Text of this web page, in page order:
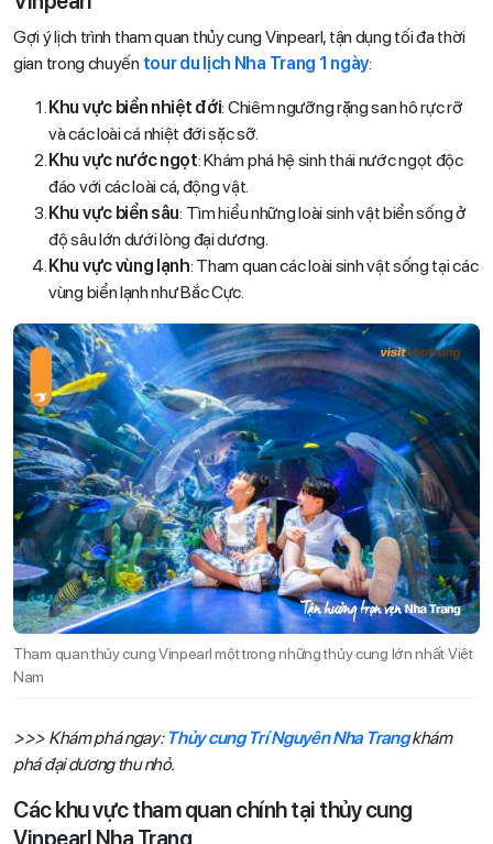
Gợi ý lịch trình tham quan thủy cung Vinpearl, tận dụng tối đa thời
gian trong chuyến tour du lịch Nha Trang 1 ngày:
Khu vực biển nhiệt đới: Chiêm ngưỡng rặng san hô rực rỡ
và các loài cá nhiệt đới sặc sỡ.
Khu vực nước ngọt: Khám phá hệ sinh thái nước ngọt độc
đáo với các loài cá, động vật.
Khu vực biển sâu: Tìm hiểu những loài sinh vật biển sống ở
độ sâu lớn dưới lòng đại dương.
Khu vực vùng lạnh: Tham quan các loài sinh vật sống tại các
vùng biển lạnh như Bắc Cực.
Tham quan thủy cung Vinpearl một trong những thủy cung lớn nhất Việt
Nam
>>> Khám phá ngay: Thủy cung Trí Nguyên Nha Trangkhám
phá đại dương thu nhỏ.
Các khu vực tham quan chính tại thủy cung
Vinpearl Nha Trang